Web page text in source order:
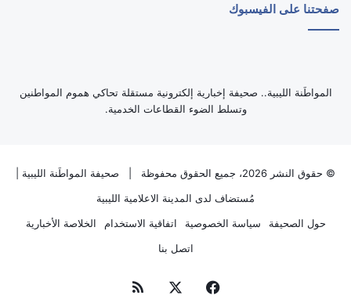
صفحتنا على الفيسبوك
‏المواطَنة الليبية.. صحيفة إخبارية إلكترونية مستقلة تحاكي هموم المواطنين
وتسلط الضوء القطاعات الخدمية.
© حقوق النشر 2026، جميع الحقوق محفوظة | صحيفة المواطَنة الليبية
مُستضاف لدى المدينة الاعلامية الليبية
حول الصحيفة
سياسة الخصوصية اتفاقية الاستخدام
الخلاصة الأخبارية
اتصل بنا
فيسبوك ملخص